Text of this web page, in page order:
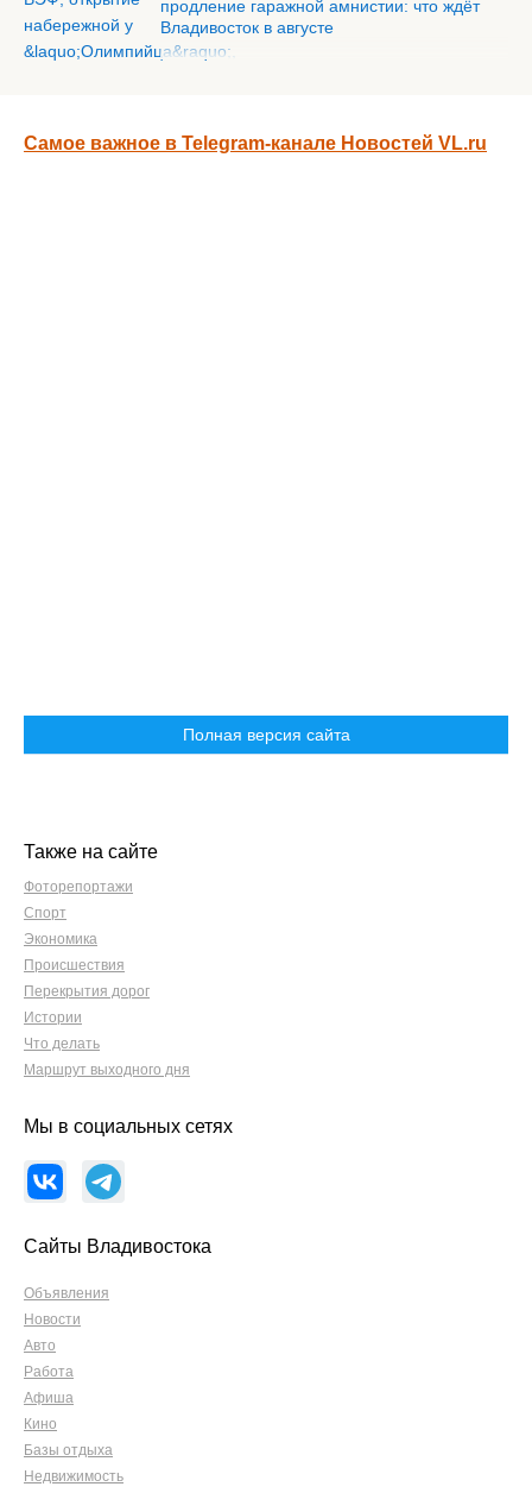
продление гаражной амнистии: что ждёт
Владивосток в августе
Самое важное в Telegram-канале Новостей VL.ru
Полная версия сайта
Также на сайте
Фоторепортажи
Спорт
Экономика
Происшествия
Перекрытия дорог
Истории
Что делать
Маршрут выходного дня
Мы в социальных сетях
Сайты Владивостока
Объявления
Новости
Авто
Работа
Афиша
Кино
Базы отдыха
Недвижимость